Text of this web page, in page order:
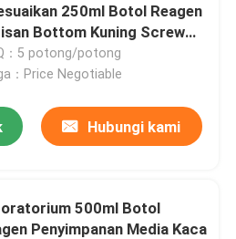
250ml Botol Reagen
Bottom Kuning Screw
Media Storage
：5 potong/potong
：Price Negotiable
Hubungi kami
500ml Botol
Penyimpanan Media Kaca